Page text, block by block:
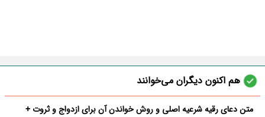
هم اکنون دیگران می‌خوانند
متن دعای رقیه شرعیه اصلی و روش خواندن آن برای ازدواج و ثروت +